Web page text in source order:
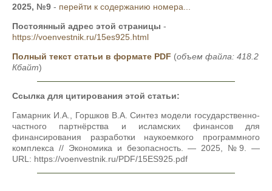
2025, №9 - перейти к содержанию номера...
Постоянный адрес этой страницы -
https://voenvestnik.ru/15es925.html
Полный текст статьи в формате PDF (объем файла: 418.2
Кбайт)
Ссылка для цитирования этой статьи:
Гамарник И.А., Горшков В.А. Синтез модели государственно-
частного партнёрства и исламских финансов для
финансирования разработки наукоемкого программного
комплекса // Экономика и безопасность. — 2025, №9. —
URL: https://voenvestnik.ru/PDF/15ES925.pdf